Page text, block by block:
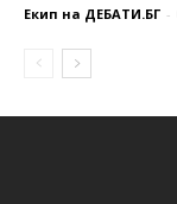
Екип на ДЕБАТИ.БГ -